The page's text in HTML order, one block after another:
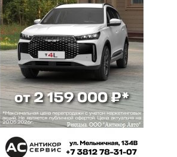
восстановили справедливость
10 мая 2021 в 05:14:
лет назад один высокопоставленный
захотел за мое отстаивание прав
мою семью. Я не желала ему
и в мыслях не было.....но он утонул
и здоровым....хобби у него было типа
и простила его ибо проиграв суды он
вести очень прилично. Но к сожалению.
в природе есть закон